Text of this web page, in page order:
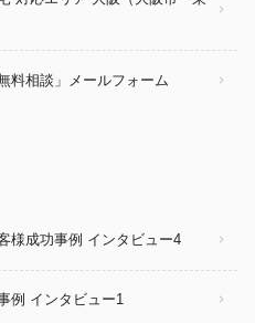
料相談」メールフォーム
様成功事例 インタビュー4
例 インタビュー1